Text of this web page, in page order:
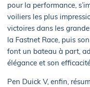
pour la performance,
voiliers les plus
victoires dans les
la Fastnet Race, puis
font un bateau à part,
élégance et son
Pen Duick V, enfin,